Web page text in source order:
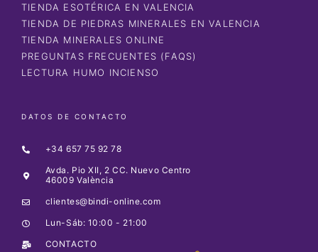
TIENDA ESOTÉRICA EN VALENCIA
TIENDA DE PIEDRAS MINERALES EN VALENCIA
TIENDA MINERALES ONLINE
PREGUNTAS FRECUENTES (FAQS)
LECTURA HUMO INCIENSO
DATOS DE CONTACTO
+34 657 75 92 78
Avda. Pio XII, 2 CC. Nuevo Centro
46009 València
clientes@bindi-online.com
Lun-Sáb: 10:00 - 21:00
CONTACTO